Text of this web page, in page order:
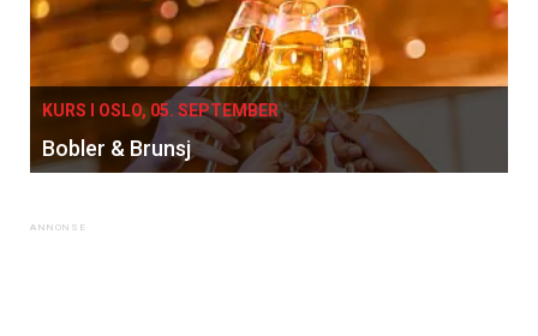
KURS I OSLO, 05. SEPTEMBER
Bobler & Brunsj